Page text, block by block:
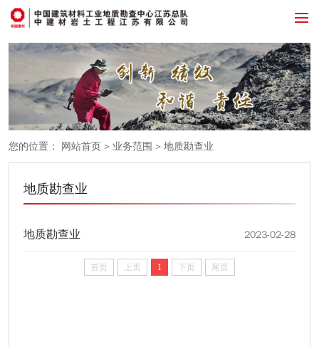
您的位置： 网站首页 > 业务范围 > 地质勘查业
地质勘查业
地质勘查业 2023-02-28
首页 上页 1 下页 尾页